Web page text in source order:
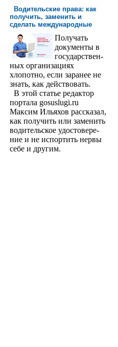
Водительские права: как
получить, заменить и
сделать международ­ные
Получать
доку­менты в
государствен­
ных организациях
хлопотно, если заранее не
знать, как действовать.
В этой статье редактор
портала gosuslugi.ru
Максим Ильяхов рассказал,
как получить или заменить
водительское удостовере­
ние и не испортить нервы
себе и другим.